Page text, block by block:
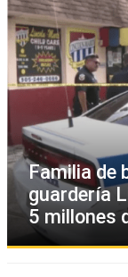
Familia de
guardería
5 millones